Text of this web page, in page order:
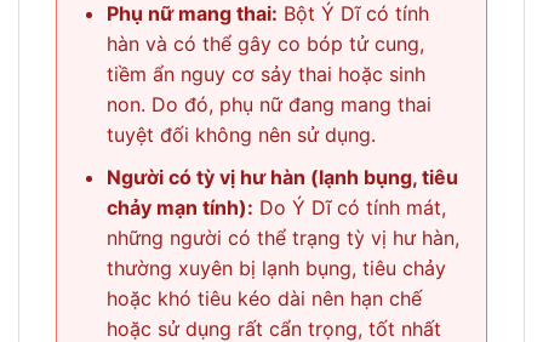
Phụ nữ mang thai: Bột Ý Dĩ có tính
hàn và có thể gây co bóp tử cung,
tiềm ẩn nguy cơ sảy thai hoặc sinh
non. Do đó, phụ nữ đang mang thai
tuyệt đối không nên sử dụng.
Người có tỳ vị hư hàn (lạnh bụng, tiêu
chảy mạn tính): Do Ý Dĩ có tính mát,
những người có thể trạng tỳ vị hư hàn,
thường xuyên bị lạnh bụng, tiêu chảy
hoặc khó tiêu kéo dài nên hạn chế
hoặc sử dụng rất cẩn trọng, tốt nhất